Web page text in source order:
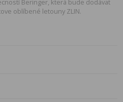
Beringer, která bude dodávat
oblíbené letouny ZLIN.